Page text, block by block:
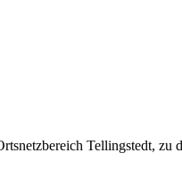
Tellingstedt, zu